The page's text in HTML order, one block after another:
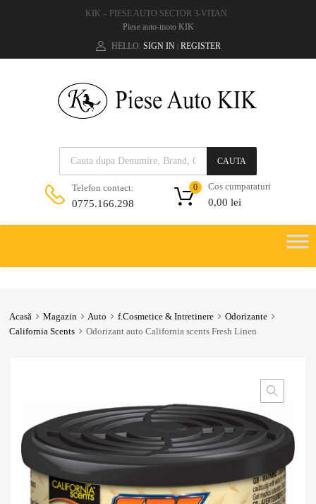
KIK – PIESE AUTO SECTOR 3-VITAN
Piese auto-moto KIK
HELLO. SIGN IN | REGISTER
CAUTA
Telefon contact:
0775.166.298
Cos cumparaturi
0,00 lei
0
Acasă Magazin Auto f.Cosmetice & Intretinere
Odorizante
California Scents
Odorizant auto California scents Fresh Linen